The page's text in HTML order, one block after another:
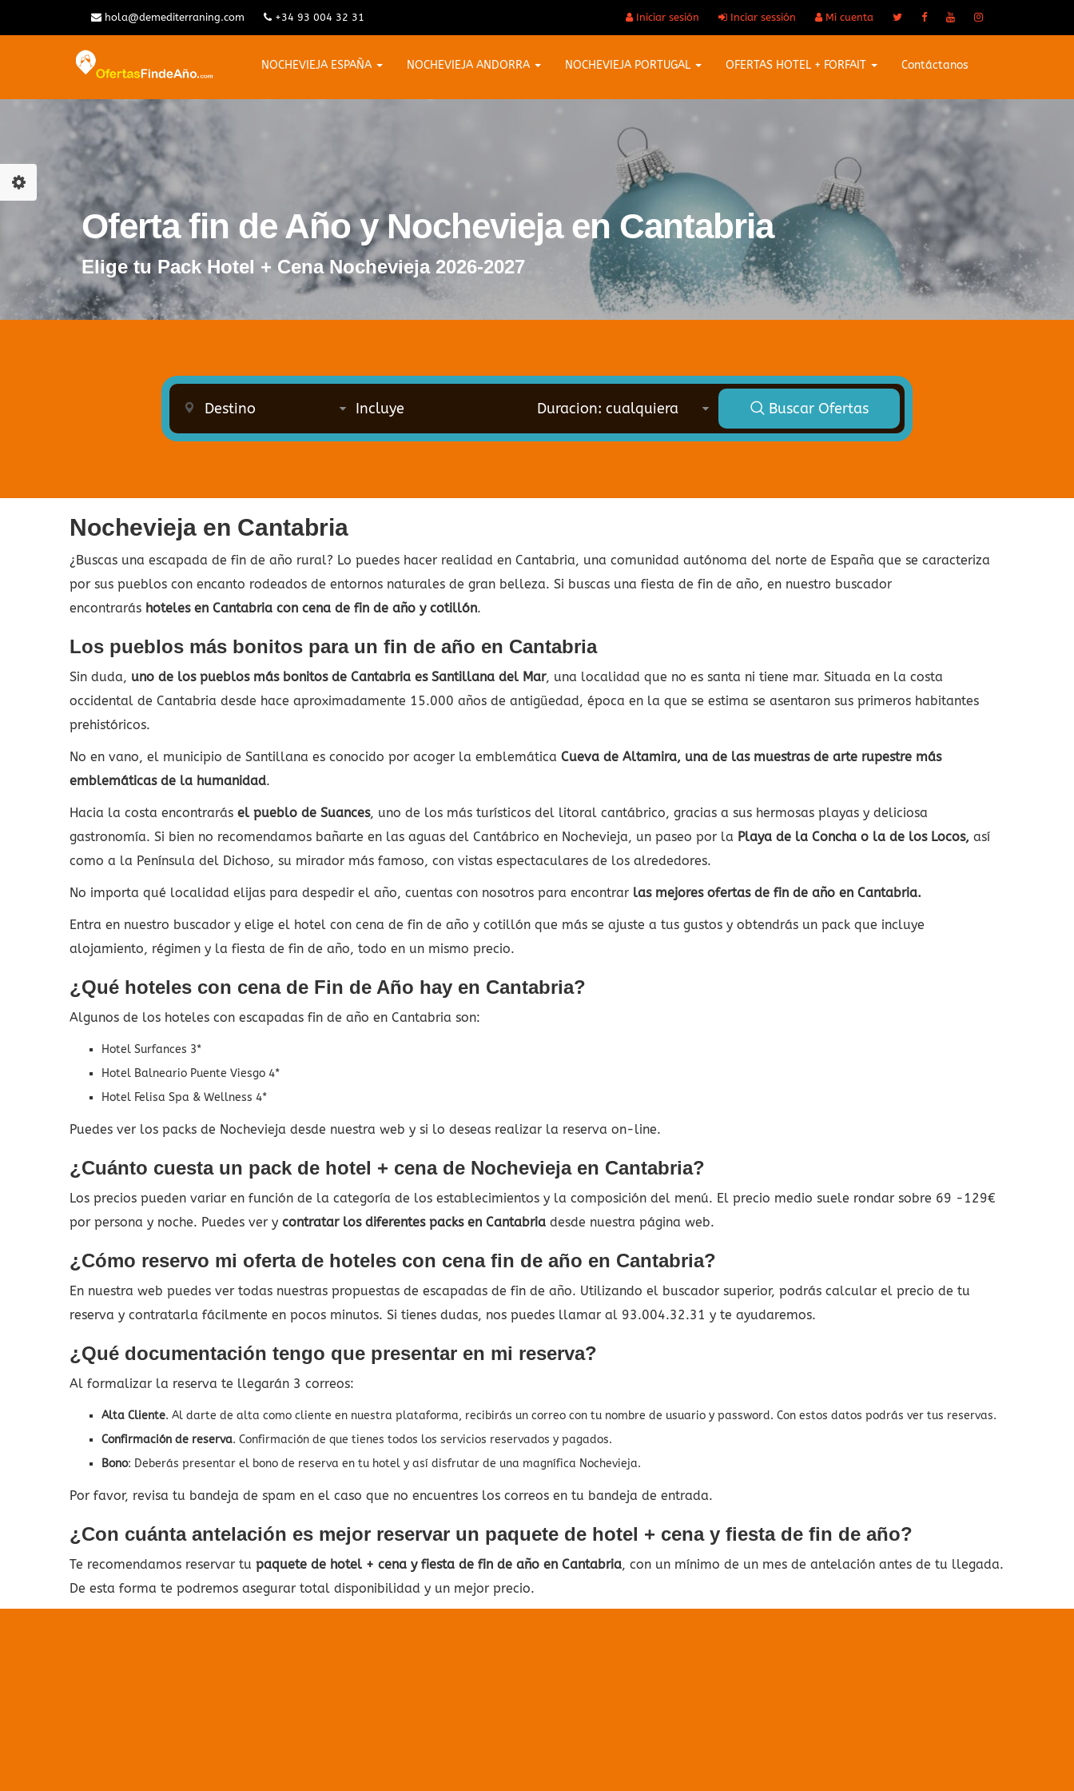
hola@demediterraning.com +34 93 004 32 31 Iniciar sesión Inciar sessión Mi cuenta
NOCHEVIEJA ESPAÑA NOCHEVIEJA ANDORRA NOCHEVIEJA PORTUGAL OFERTAS HOTEL + FORFAIT Contáctanos
Oferta fin de Año y Nochevieja en Cantabria
Elige tu Pack Hotel + Cena Nochevieja 2026-2027
Incluye Buscar Ofertas
Nochevieja en Cantabria
¿Buscas una escapada de fin de año rural? Lo puedes hacer realidad en Cantabria, una comunidad autónoma del norte de España que se caracteriza
por sus pueblos con encanto rodeados de entornos naturales de gran belleza. Si buscas una fiesta de fin de año, en nuestro buscador
encontrarás hoteles en Cantabria con cena de fin de año y cotillón.
Los pueblos más bonitos para un fin de año en Cantabria
Sin duda, uno de los pueblos más bonitos de Cantabria es Santillana del Mar, una localidad que no es santa ni tiene mar. Situada en la costa
occidental de Cantabria desde hace aproximadamente 15.000 años de antigüedad, época en la que se estima se asentaron sus primeros habitantes
prehistóricos.
No en vano, el municipio de Santillana es conocido por acoger la emblemática Cueva de Altamira, una de las muestras de arte rupestre más
emblemáticas de la humanidad.
Hacia la costa encontrarás el pueblo de Suances, uno de los más turísticos del litoral cantábrico, gracias a sus hermosas playas y deliciosa
gastronomía. Si bien no recomendamos bañarte en las aguas del Cantábrico en Nochevieja, un paseo por la Playa de la Concha o la de los Locos, así
como a la Península del Dichoso, su mirador más famoso, con vistas espectaculares de los alrededores.
No importa qué localidad elijas para despedir el año, cuentas con nosotros para encontrar las mejores ofertas de fin de año en Cantabria.
Entra en nuestro buscador y elige el hotel con cena de fin de año y cotillón que más se ajuste a tus gustos y obtendrás un pack que incluye
alojamiento, régimen y la fiesta de fin de año, todo en un mismo precio.
¿Qué hoteles con cena de Fin de Año hay en Cantabria?
Algunos de los hoteles con escapadas fin de año en Cantabria son:
Hotel Surfances 3*
Hotel Balneario Puente Viesgo 4*
Hotel Felisa Spa & Wellness 4*
Puedes ver los packs de Nochevieja desde nuestra web y si lo deseas realizar la reserva on-line.
¿Cuánto cuesta un pack de hotel + cena de Nochevieja en Cantabria?
Los precios pueden variar en función de la categoría de los establecimientos y la composición del menú. El precio medio suele rondar sobre 69 -129€
por persona y noche. Puedes ver y contratar los diferentes packs en Cantabria desde nuestra página web.
¿Cómo reservo mi oferta de hoteles con cena fin de año en Cantabria?
En nuestra web puedes ver todas nuestras propuestas de escapadas de fin de año. Utilizando el buscador superior, podrás calcular el precio de tu
reserva y contratarla fácilmente en pocos minutos. Si tienes dudas, nos puedes llamar al 93.004.32.31 y te ayudaremos.
¿Qué documentación tengo que presentar en mi reserva?
Al formalizar la reserva te llegarán 3 correos:
Alta Cliente. Al darte de alta como cliente en nuestra plataforma, recibirás un correo con tu nombre de usuario y password. Con estos datos podrás ver tus reservas.
Confirmación de reserva. Confirmación de que tienes todos los servicios reservados y pagados.
Bono: Deberás presentar el bono de reserva en tu hotel y así disfrutar de una magnífica Nochevieja.
Por favor, revisa tu bandeja de spam en el caso que no encuentres los correos en tu bandeja de entrada.
¿Con cuánta antelación es mejor reservar un paquete de hotel + cena y fiesta de fin de año?
Te recomendamos reservar tu paquete de hotel + cena y fiesta de fin de año en Cantabria, con un mínimo de un mes de antelación antes de tu llegada.
De esta forma te podremos asegurar total disponibilidad y un mejor precio.